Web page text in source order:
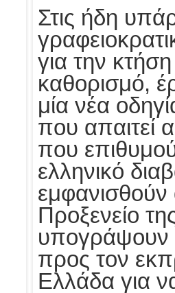
Στις ήδη
για την
καθορισμό,
μία νέα
που απαιτεί
που
ελληνικό
Προξενείο
υπογράψουν
προς τον
Ελλάδα για